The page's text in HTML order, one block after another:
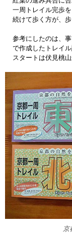
一周トレイル完歩
続けて歩く方が、
参考にしたのは、
で作成したトレイ
スタートは伏見桃山
京